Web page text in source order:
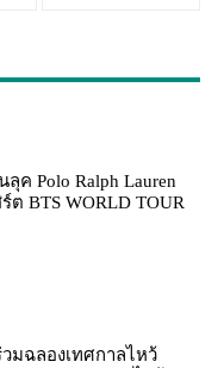
ค Polo Ralph Lauren
ต BTS WORLD TOUR
วมฉลองเทศกาลไหว้